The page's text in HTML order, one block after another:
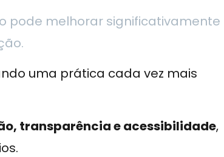
pode melhorar significativamente
uma prática cada vez mais
transparência e acessibilidade,